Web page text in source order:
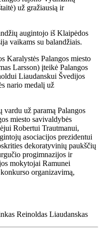
už gražiausią ir
augintojo iš Klaipėdos
vaikams su balandžiais.
Karalystės Palangos miesto
Larsson) įteikė Palangos
Liaudanskui Švedijos
nario medalį už
už paramą Palangos
miesto savivaldybės
Robertui Trautmanui,
asociacijos prezidentui
dekoratyvinių paukščių
progimnazijos ir
mokytojai Ramunei
organizavimą,
Reinoldas Liaudanskas